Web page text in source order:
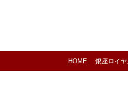
HOME 銀座ロイ